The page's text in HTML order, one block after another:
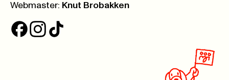
Webmaster: Knut Brobakken